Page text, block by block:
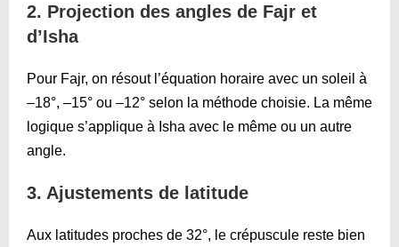
2. Projection des angles de Fajr et
d’Isha
Pour Fajr, on résout l’équation horaire avec un soleil à
–18°, –15° ou –12° selon la méthode choisie. La même
logique s’applique à Isha avec le même ou un autre
angle.
3. Ajustements de latitude
Aux latitudes proches de 32°, le crépuscule reste bien